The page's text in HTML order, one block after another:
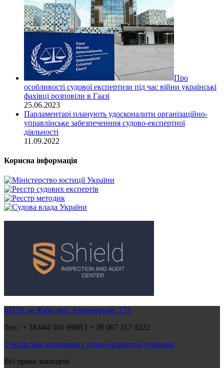
Про
особливості судової експертизи під час війни українські
фахівці розповіли в Гаазі
25.06.2023
Парламентарі планують удосконалити організаційно-
управлінське забезпеченння судово-експертної
діяльності
11.09.2022
Корисна інформація
03150, м. Київ, вул. Антоновича, 172
Тел.: + 38 044 501 6988 || + 38 067 317 0222
© Київська незалежна судово-експертна установа
Всі права захищені